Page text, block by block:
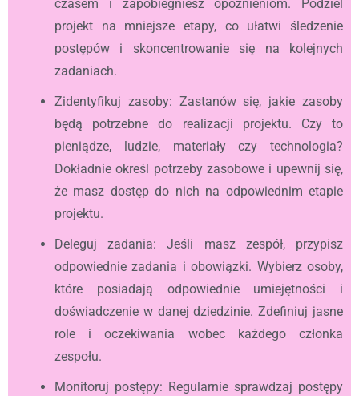
czasem i zapobiegniesz opóźnieniom. Podziel
projekt na mniejsze etapy, co ułatwi śledzenie
postępów i skoncentrowanie się na kolejnych
zadaniach.
Zidentyfikuj zasoby: Zastanów się, jakie zasoby
będą potrzebne do realizacji projektu. Czy to
pieniądze, ludzie, materiały czy technologia?
Dokładnie określ potrzeby zasobowe i upewnij się,
że masz dostęp do nich na odpowiednim etapie
projektu.
Deleguj zadania: Jeśli masz zespół, przypisz
odpowiednie zadania i obowiązki. Wybierz osoby,
które posiadają odpowiednie umiejętności i
doświadczenie w danej dziedzinie. Zdefiniuj jasne
role i oczekiwania wobec każdego członka
zespołu.
Monitoruj postępy: Regularnie sprawdzaj postępy